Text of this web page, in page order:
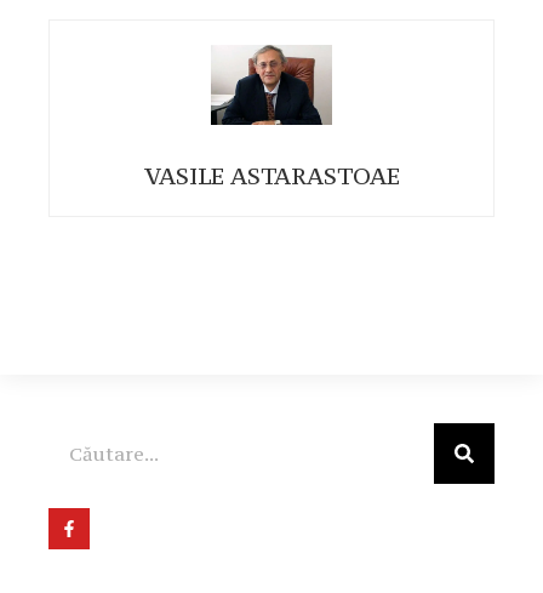
VASILE ASTARASTOAE